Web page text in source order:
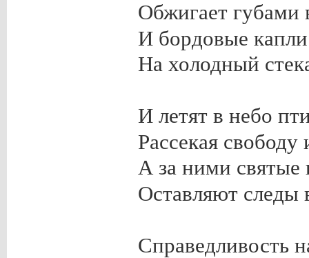
Обжигает губами
И бордовые
На холодный
И летят в небо
Рассекая свободу
А за ними святые
Оставляют следы
Справедливость